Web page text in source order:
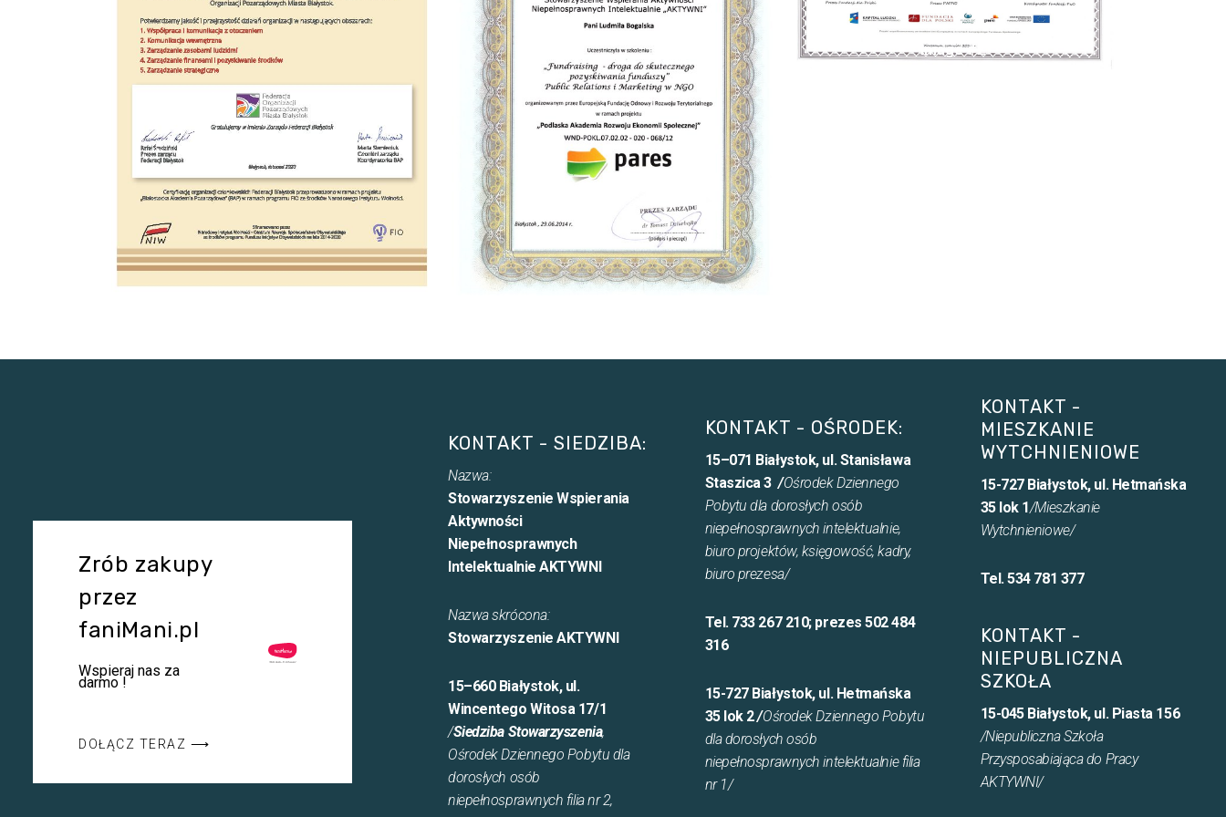
Image #2
Zrób zakupy
przez
faniMani.pl
Wspieraj nas za
darmo !
DOŁĄCZ TERAZ ⟶
KONTAKT - SIEDZIBA:
Nazwa:
Stowarzyszenie Wspierania
Aktywności
Niepełnosprawnych
Intelektualnie AKTYWNI
Nazwa skrócona:
Stowarzyszenie AKTYWNI
15–660 Białystok, ul.
Wincentego Witosa 17/1
/Siedziba Stowarzyszenia,
Ośrodek Dziennego Pobytu dla
dorosłych osób
niepełnosprawnych filia nr 2,
KONTAKT - OŚRODEK:
15–071 Białystok, ul. Stanisława
Staszica 3 /Ośrodek Dziennego
Pobytu dla dorosłych osób
niepełnosprawnych intelektualnie,
biuro projektów, księgowość, kadry,
biuro prezesa/
Tel. 733 267 210; prezes 502 484
316
15-727 Białystok, ul. Hetmańska
35 lok 2/Ośrodek Dziennego Pobytu
dla dorosłych osób
niepełnosprawnych intelektualnie filia
nr 1/
KONTAKT -
MIESZKANIE
WYTCHNIENIOWE
15-727 Białystok, ul. Hetmańska
35 lok 1/Mieszkanie
Wytchnieniowe/
Tel. 534 781 377
KONTAKT -
NIEPUBLICZNA
SZKOŁA
15-045 Białystok, ul. Piasta 156
/Niepubliczna Szkoła
Przysposabiająca do Pracy
AKTYWNI/